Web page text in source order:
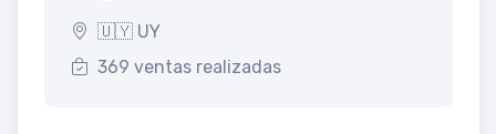
🇺🇾 UY
369 ventas realizadas